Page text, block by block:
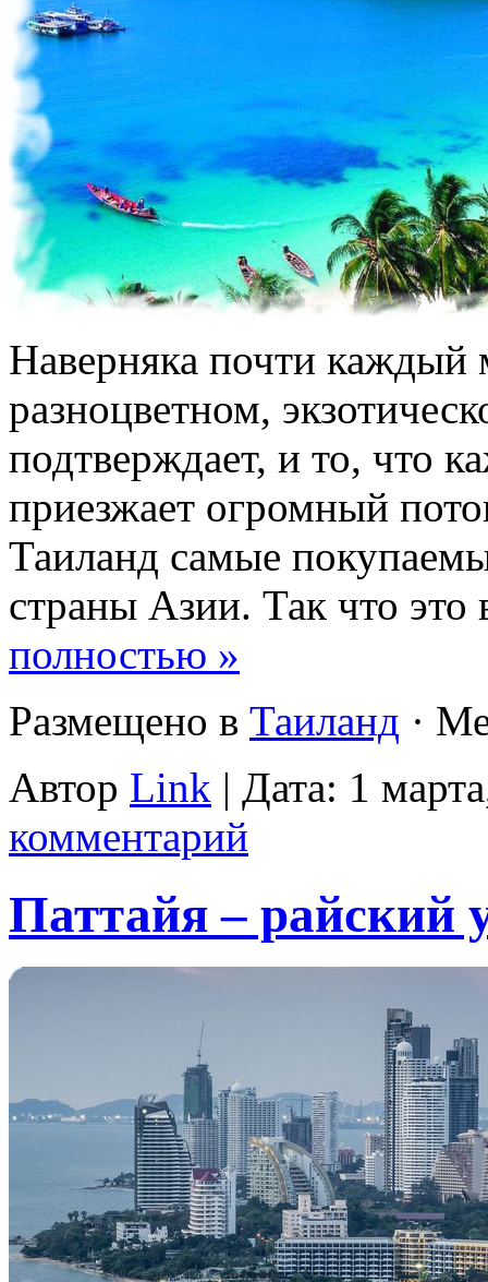
Наверняка почти каждый
разноцветном,
подтверждает, и то, что
приезжает огромный
Таиланд самые
страны Азии. Так что это
полностью »
Размещено в Таиланд ·
Автор Link | Дата: 1
комментарий
Паттайя – райский